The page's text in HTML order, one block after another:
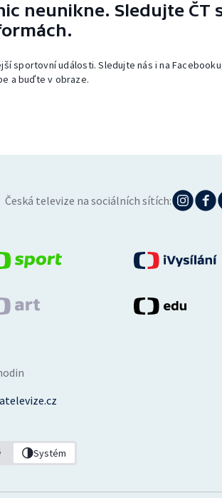
neunikne. Sledujte ČT
sportovní události. Sledujte nás i na
a buďte v obraze.
Česká televize na sociálních sítích:
Systém